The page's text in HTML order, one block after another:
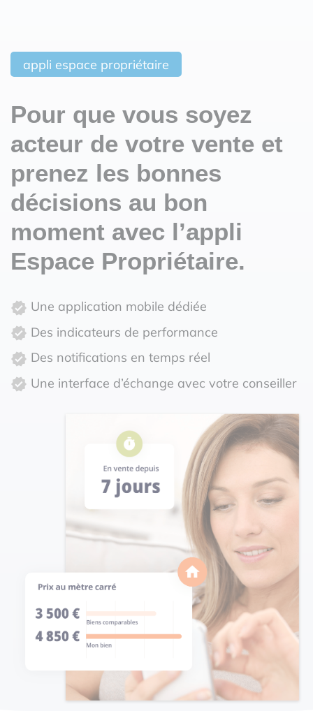
appli espace propriétaire
Pour que vous soyez
acteur de votre vente et
prenez les bonnes
décisions au bon
moment avec l’appli
Espace Propriétaire.
Une application mobile dédiée
Des indicateurs de performance
Des notifications en temps réel
Une interface d’échange avec votre conseiller